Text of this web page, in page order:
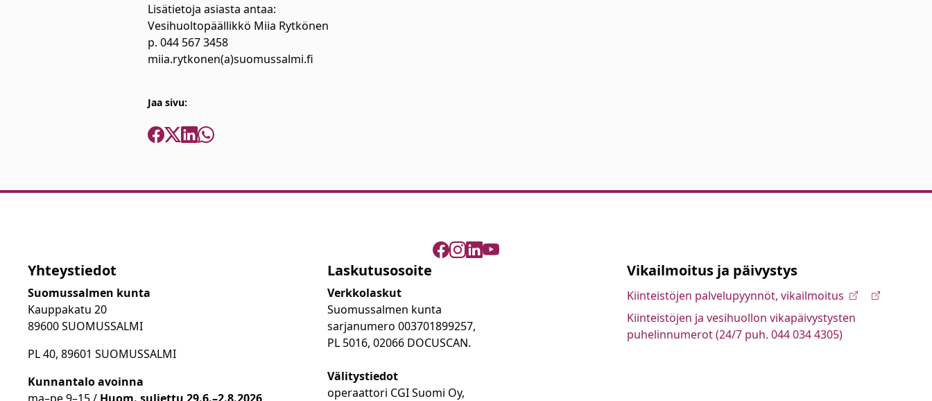
Lisätietoja asiasta antaa:
Vesihuoltopäällikkö Miia Rytkönen
p. 044 567 3458
miia.rytkonen(a)suomussalmi.fi
Jaa sivu:
Yhteystiedot
Suomussalmen kunta
Kauppakatu 20
89600 SUOMUSSALMI
PL 40, 89601 SUOMUSSALMI
Kunnantalo avoinna
ma–pe 9–15 / Huom. suljettu 29.6.–2.8.2026
Laskutusosoite
Verkkolaskut
Suomussalmen kunta
sarjanumero 003701899257,
PL 5016, 02066 DOCUSCAN.
Välitystiedot
operaattori CGI Suomi Oy,
Vikailmoitus ja päivystys
Kiinteistöjen palvelupyynnöt, vikailmoitus
Kiinteistöjen ja vesihuollon vikapäivystysten
puhelinnumerot (24/7 puh. 044 034 4305)